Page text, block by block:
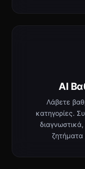
AI
Λάβετε
κατηγορίες.
ζητήματα